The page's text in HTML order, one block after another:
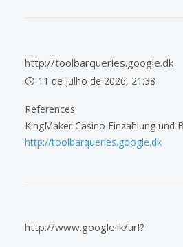
http://toolbarqueries.google.dk
11 de julho de 2026, 21:38
References:
KingMaker Casino Einzahlung und
http://toolbarqueries.google.dk
http://www.google.lk/url?